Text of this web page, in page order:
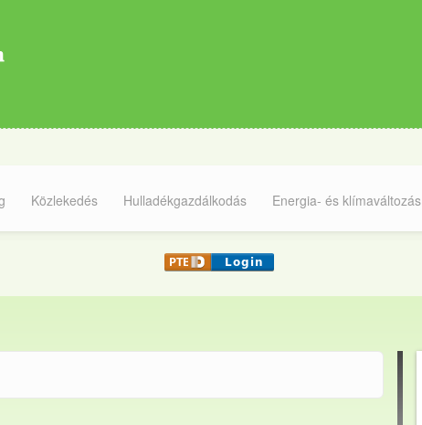
Közlekedés Hulladékgazdálkodás Energia- és klímaváltozás